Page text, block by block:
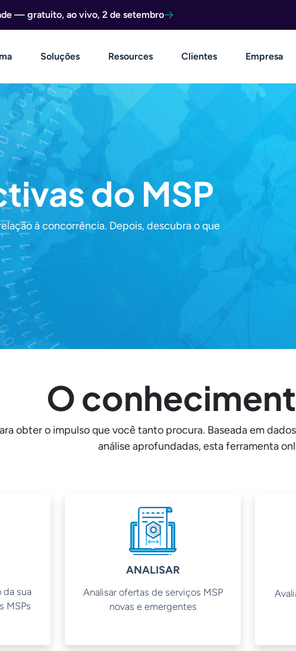
— gratuito, ao vivo, 2 de setembro
Soluções Resources Clientes Empresa
do MSP
à concorrência. Depois, descubra o que
O
obter o impulso que você tanto procura. Baseada em
análise aprofundadas, esta ferramenta
sua
MSPs
ANALISAR
Analisar ofertas de serviços MSP
novas e emergentes